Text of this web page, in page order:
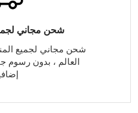
شحن مجاني
شحن مجاني لجميع
العالم ، بدون رسوم